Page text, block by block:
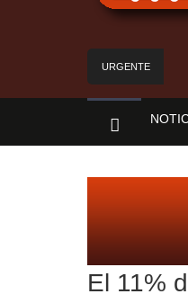
URGENTE
El 11%